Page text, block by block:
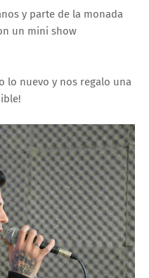
y parte de la monada
un mini show
lo nuevo y nos regalo una